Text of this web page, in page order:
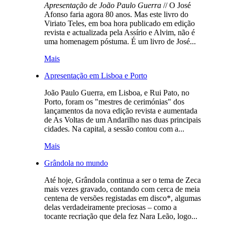
Apresentação de João Paulo Guerra // O José
Afonso faria agora 80 anos. Mas este livro do
Viriato Teles, em boa hora publicado em edição
revista e actualizada pela Assírio e Alvim, não é
uma homenagem póstuma. É um livro de José...
Mais
Apresentação em Lisboa e Porto
João Paulo Guerra, em Lisboa, e Rui Pato, no
Porto, foram os "mestres de cerimónias" dos
lançamentos da nova edição revista e aumentada
de As Voltas de um Andarilho nas duas principais
cidades. Na capital, a sessão contou com a...
Mais
Grândola no mundo
Até hoje, Grândola continua a ser o tema de Zeca
mais vezes gravado, contando com cerca de meia
centena de versões registadas em disco*, algumas
delas verdadeiramente preciosas – como a
tocante recriação que dela fez Nara Leão, logo...